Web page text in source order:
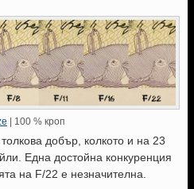
| 100 % кроп
добър, колкото и на 23
Една достойна конкуренция
на F/22 е незначителна.